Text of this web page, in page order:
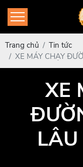
Trang chủ
Tin tức
XE MÁY CHẠY
XE